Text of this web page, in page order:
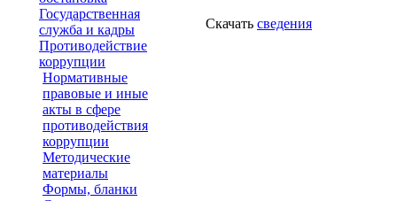
Государственная
служба и кадры
Противодействие
коррупции
Нормативные
правовые и иные
акты в сфере
противодействия
коррупции
Методические
материалы
Формы, бланки
Скачать сведения